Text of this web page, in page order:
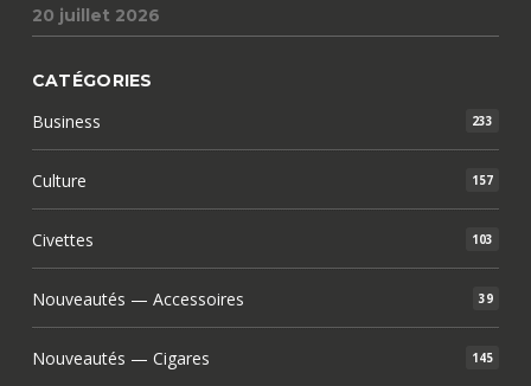
20 juillet 2026
CATÉGORIES
Business 233
Culture 157
Civettes 103
Nouveautés — Accessoires 39
Nouveautés — Cigares 145